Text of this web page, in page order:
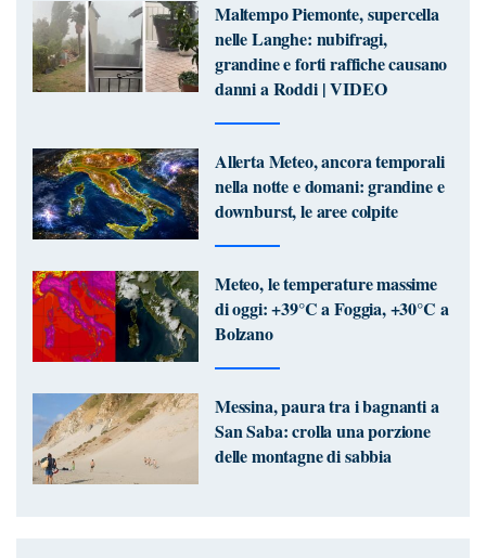
Maltempo Piemonte, supercella
nelle Langhe: nubifragi,
grandine e forti raffiche causano
danni a Roddi | VIDEO
Allerta Meteo, ancora temporali
nella notte e domani: grandine e
downburst, le aree colpite
Meteo, le temperature massime
di oggi: +39°C a Foggia, +30°C a
Bolzano
Messina, paura tra i bagnanti a
San Saba: crolla una porzione
delle montagne di sabbia